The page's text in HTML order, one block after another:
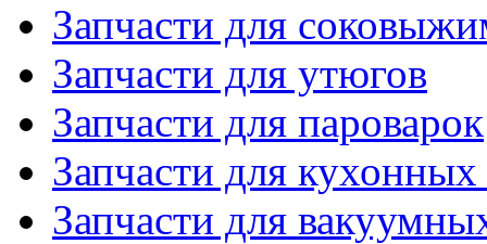
Запчасти для
Запчасти для утюгов
Запчасти для пароварок
Запчасти для
Запчасти для